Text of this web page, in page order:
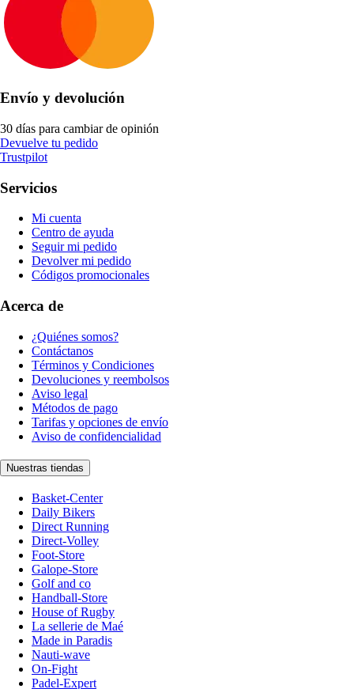
Envío y devolución
30 días para cambiar de opinión
Devuelve tu pedido
Trustpilot
Servicios
Mi cuenta
Centro de ayuda
Seguir mi pedido
Devolver mi pedido
Códigos promocionales
Acerca de
¿Quiénes somos?
Contáctanos
Términos y Condiciones
Devoluciones y reembolsos
Aviso legal
Métodos de pago
Tarifas y opciones de envío
Aviso de confidencialidad
Nuestras tiendas
Basket-Center
Daily Bikers
Direct Running
Direct-Volley
Foot-Store
Galope-Store
Golf and co
Handball-Store
House of Rugby
La sellerie de Maé
Made in Paradis
Nauti-wave
On-Fight
Padel-Expert